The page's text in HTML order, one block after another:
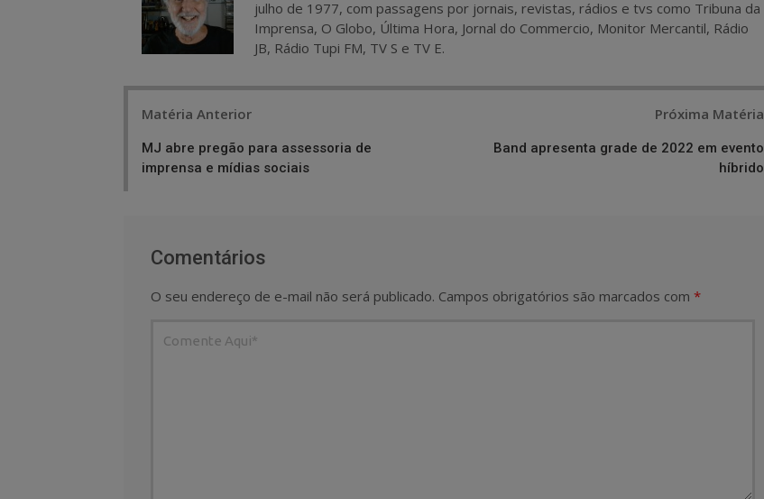
julho de 1977, com passagens por jornais, revistas, rádios e tvs como Tribuna da
Imprensa, O Globo, Última Hora, Jornal do Commercio, Monitor Mercantil, Rádio
JB, Rádio Tupi FM, TV S e TV E.
Matéria Anterior
MJ abre pregão para assessoria de
imprensa e mídias sociais
Próxima Matéria
Band apresenta grade de 2022 em evento
híbrido
Comentários
O seu endereço de e-mail não será publicado. Campos obrigatórios são marcados com *